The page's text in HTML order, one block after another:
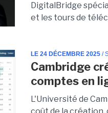
DigitalBridge
et les tours de
LE 24 DÉCEMBRE 2025 /
Cambridge
comptes en
L'Université de